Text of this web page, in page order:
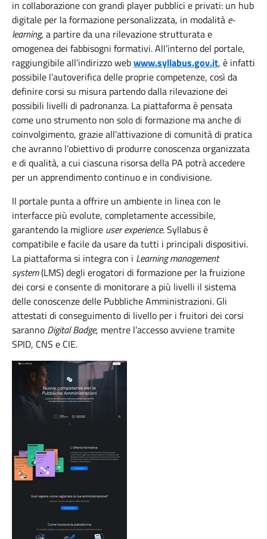
in collaborazione con grandi player pubblici e privati: un hub
digitale per la formazione personalizzata, in modalità e-
learning, a partire da una rilevazione strutturata e
omogenea dei fabbisogni formativi. All’interno del portale,
raggiungibile all’indirizzo webwww.syllabus.gov.it, è infatti
possibile l’autoverifica delle proprie competenze, così da
definire corsi su misura partendo dalla rilevazione dei
possibili livelli di padronanza. La piattaforma è pensata
come uno strumento non solo di formazione ma anche di
coinvolgimento, grazie all’attivazione di comunità di pratica
che avranno l’obiettivo di produrre conoscenza organizzata
e di qualità, a cui ciascuna risorsa della PA potrà accedere
per un apprendimento continuo e in condivisione.
Il portale punta a offrire un ambiente in linea con le
interfacce più evolute, completamente accessibile,
garantendo la migliore user experience. Syllabus è
compatibile e facile da usare da tutti i principali dispositivi.
La piattaforma si integra con i Learning management
system(LMS) degli erogatori di formazione per la fruizione
dei corsi e consente di monitorare a più livelli il sistema
delle conoscenze delle Pubbliche Amministrazioni. Gli
attestati di conseguimento di livello per i fruitori dei corsi
saranno Digital Badge, mentre l’accesso avviene tramite
SPID, CNS e CIE.